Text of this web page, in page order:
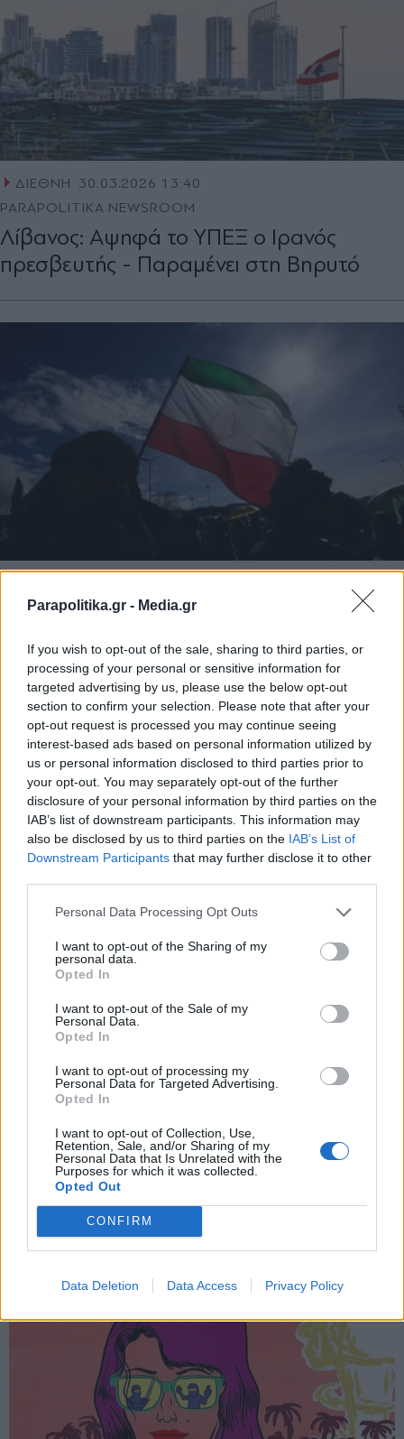
Parapolitika.gr - Media.gr
If you wish to opt-out of the sale, sharing to third parties, or
processing of your personal or sensitive information for
targeted advertising by us, please use the below opt-out
section to confirm your selection. Please note that after your
opt-out request is processed you may continue seeing
interest-based ads based on personal information utilized by
us or personal information disclosed to third parties prior to
your opt-out. You may separately opt-out of the further
disclosure of your personal information by third parties on the
IAB’s list of downstream participants. This information may
also be disclosed by us to third parties on the IAB’s List of
Downstream Participants that may further disclose it to other
Personal Data Processing Opt Outs
I want to opt-out of the Sharing of my
personal data.
Opted In
I want to opt-out of the Sale of my
Personal Data.
Opted In
I want to opt-out of processing my
Personal Data for Targeted Advertising.
Opted In
I want to opt-out of Collection, Use,
Retention, Sale, and/or Sharing of my
Personal Data that Is Unrelated with the
Purposes for which it was collected.
Opted Out
CONFIRM
Data Deletion Data Access Privacy Policy
ΔΙΕΘΝΗ
30.03.2026 13:40
PARAPOLITIKA NEWSROOM
Λίβανος: Αψηφά το ΥΠΕΞ ο Ιρανός
πρεσβευτής - Παραμένει στη Βηρυτό
PARAPOLITIKA NEWSROOM
συμμετοχή σε απαγορευμένη οργάνωση
ΔΙΕΘΝΗ 30.03.2026 13:00
ΧΡΥΣΑ ΠΑΛΙΕΡΑΚΗ
Πολεμικοί ανταποκριτές στη Μέση
Ανατολή στα Παραπολιτικά: "Ο κόσμος
στο Ισραήλ βρίσκεται πάνω σε τεντωμένο
έχουν µεταφέρει τη ζωή τους οικογένειες
µε µικρά παιδιά"
Εγγραφή στο newsletter
Αποδέχομαι τους
και την πολιτική απορρήτου
X